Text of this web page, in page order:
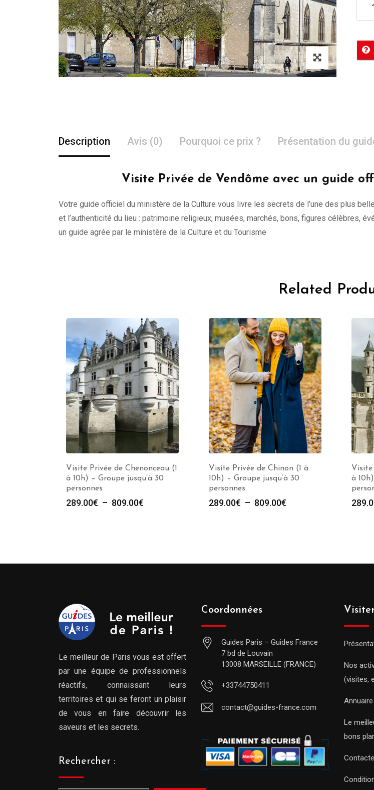
Description Avis (0) Pourquoi ce prix ? Présentation du
Visite Privée de Vendôme avec un guide
Votre guide officiel du ministère de la Culture vous livre les secrets de l’une des plus
et l’authenticité du lieu : patrimoine religieux, musées, marchés, bons, figures célèbres,
un guide agrée par le ministère de la Culture et du Tourisme
Related
Visite Privée de Chenonceau (1
à 10h) – Groupe jusqu’à 30
personnes
289.00€ – 809.00€
Visite Privée de Chinon (1 à
10h) – Groupe jusqu’à 30
personnes
289.00€ – 809.00€
Visite
à
Le meilleur de Paris vous est offert
par une équipe de professionnels
réactifs, connaissant leurs
territoires et qui se feront un plaisir
de vous en faire découvrir les
saveurs et les secrets.
Rechercher :
Coordonnées
Guides Paris – Guides France
7 bd de Louvain
13008 MARSEILLE (FRANCE)
+33744750411
contact@guides-france.com
Nos
(visites,
Le
bons